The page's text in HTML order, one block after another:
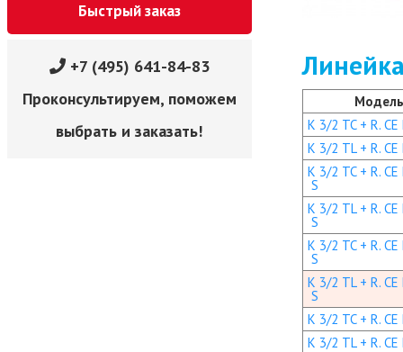
Быстрый заказ
+7 (495) 641-84-83
Проконсультируем, поможем
выбрать и заказать!
K 3/2 TC + R. CE
K 3/2 TL + R. CE
K 3/2 TC + R.
S
K 3/2 TL + R.
S
K 3/2 TC + R.
S
K 3/2 TL + R.
S
K 3/2 TC + R. CE
K 3/2 TL + R. CE